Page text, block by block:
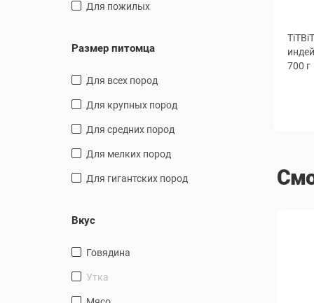
для пожилых
Размер питомца
для всех пород
для крупных пород
для средних пород
для мелких пород
для гигантских пород
Вкус
говядина
утка
700 г